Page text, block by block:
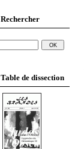
Rechercher
Table de dissection